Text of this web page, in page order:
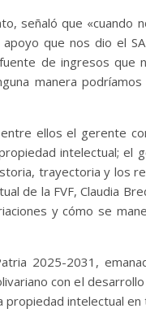
señaló que «cuando
que nos dio el
de ingresos que
manera
ellos el gerente
intelectual; el
trayectoria y los
de la FVF, Claudia
y cómo se
2025-2031,
con el
propiedad intelectual